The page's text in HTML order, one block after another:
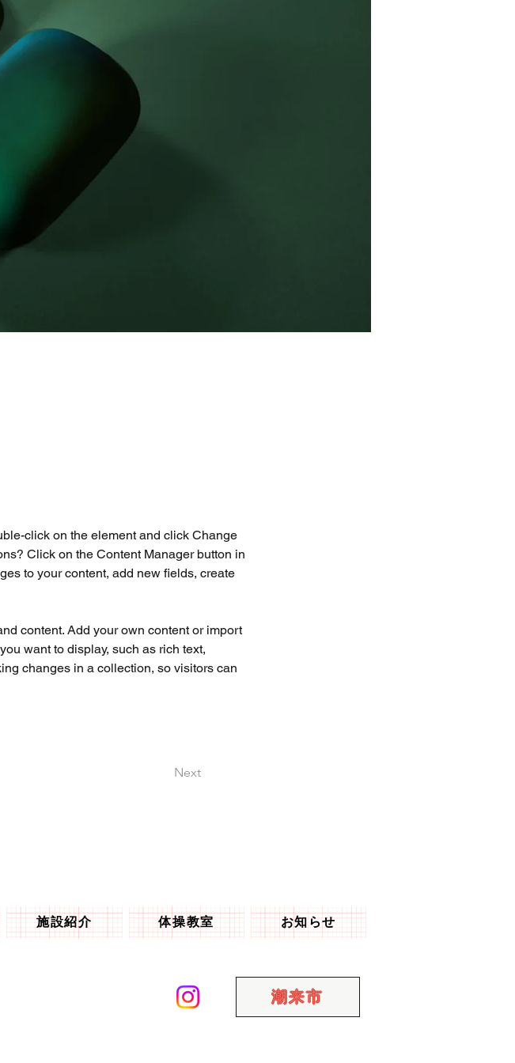
click on the element and click Change
Click on the Content Manager button in
to your content, add new fields, create
content. Add your own content or import
want to display, such as rich text,
changes in a collection, so visitors can
Next
施設紹介 体操教室 お知らせ
潮来市